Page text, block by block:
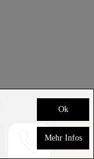
Ok
Mehr Infos